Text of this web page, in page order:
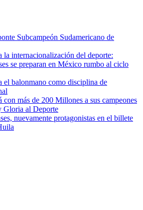
Subcampeón Sudamericano de
la internacionalización del deporte:
se preparan en México rumbo al ciclo
el balonmano como disciplina de
con más de 200 Millones a sus campeones
Gloria al Deporte
nuevamente protagonistas en el billete